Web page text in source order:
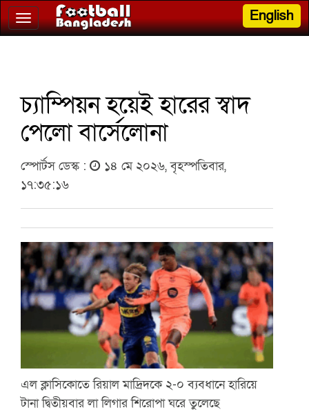
Toggle
navigation
English
চ্যাম্পিয়ন হয়েই হারের স্বাদ
পেলো বার্সেলোনা
স্পোর্টস ডেস্ক :
১৪ মে ২০২৬, বৃহস্পতিবার,
১৭:৩৫:১৬
এল ক্লাসিকোতে রিয়াল মাদ্রিদকে ২-০ ব্যবধানে হারিয়ে
টানা দ্বিতীয়বার লা লিগার শিরোপা ঘরে তুলেছে